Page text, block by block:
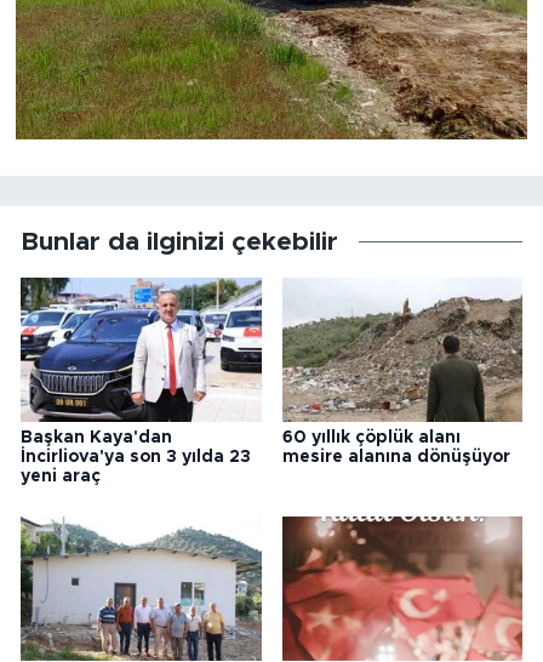
Bunlar da ilginizi çekebilir
Başkan Kaya'dan
İncirliova'ya son 3 yılda 23
yeni araç
60 yıllık çöplük alanı
mesire alanına dönüşüyor